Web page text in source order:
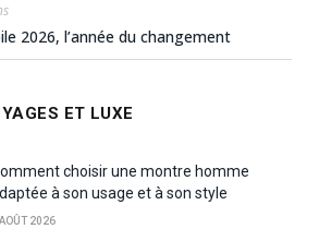
2026, l’année du changement
ET LUXE
choisir une montre homme
à son usage et à son style
2026